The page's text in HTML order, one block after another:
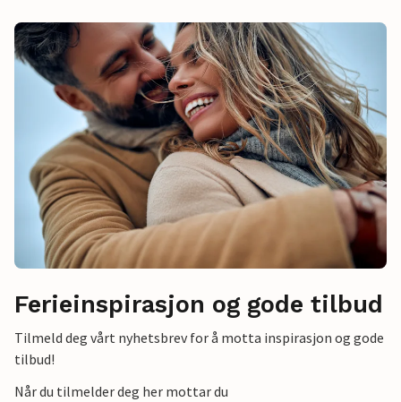
Ferieinspirasjon og gode tilbud
Tilmeld deg vårt nyhetsbrev for å motta inspirasjon og gode
tilbud!
Når du tilmelder deg her mottar du